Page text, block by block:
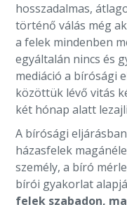
hosszadalmas,
történő válás még
a felek mindenben
egyáltalán nincs és
mediáció a bírósági
közöttük lévő vitás
két hónap alatt
A bírósági
házasfelek
személy, a bíró
bírói gyakorlat
felek szabadon,